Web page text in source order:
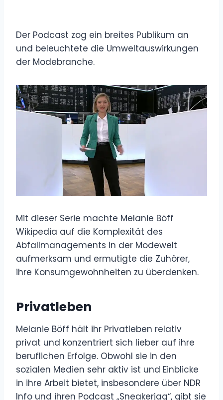
Der Podcast zog ein breites Publikum an
und beleuchtete die Umweltauswirkungen
der Modebranche.
Mit dieser Serie machte Melanie Böff
Wikipedia auf die Komplexität des
Abfallmanagements in der Modewelt
aufmerksam und ermutigte die Zuhörer,
ihre Konsumgewohnheiten zu überdenken.
Privatleben
Melanie Böff hält ihr Privatleben relativ
privat und konzentriert sich lieber auf ihre
beruflichen Erfolge. Obwohl sie in den
sozialen Medien sehr aktiv ist und Einblicke
in ihre Arbeit bietet, insbesondere über NDR
Info und ihren Podcast „Sneakerjag“, gibt sie